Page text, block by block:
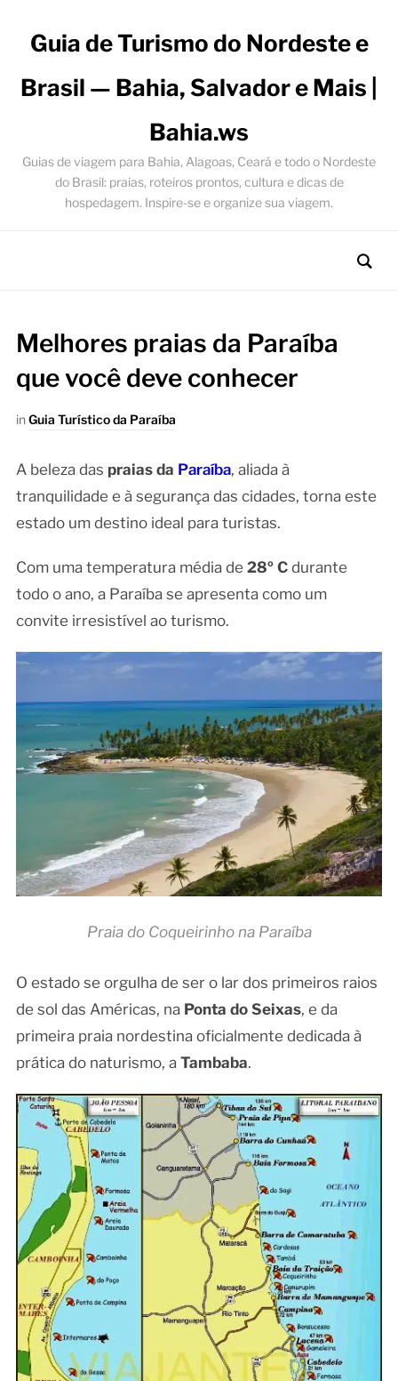
Guia de Turismo do Nordeste e
Brasil — Bahia, Salvador e Mais |
Bahia.ws
Guias de viagem para Bahia, Alagoas, Ceará e todo o Nordeste
do Brasil: praias, roteiros prontos, cultura e dicas de
hospedagem. Inspire-se e organize sua viagem.
Melhores praias da Paraíba
que você deve conhecer
inGuia Turístico da Paraíba
A beleza das praias da Paraíba, aliada à
tranquilidade e à segurança das cidades, torna este
estado um destino ideal para turistas.
Com uma temperatura média de 28º Cdurante
todo o ano, a Paraíba se apresenta como um
convite irresistível ao turismo.
Praia do Coqueirinho na Paraíba
O estado se orgulha de ser o lar dos primeiros raios
de sol das Américas, na Ponta do Seixas, e da
primeira praia nordestina oficialmente dedicada à
prática do naturismo, a Tambaba.